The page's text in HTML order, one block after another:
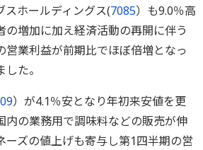
スホールディングス(7085）も9.0％高
の増加に加え経済活動の再開に伴う
営業利益が前期比でほぼ倍増となっ
た。
）が4.1％安となり年初来安値を更
内の業務用で調味料などの販売が伸
ーズの値上げも寄与し第1四半期の営